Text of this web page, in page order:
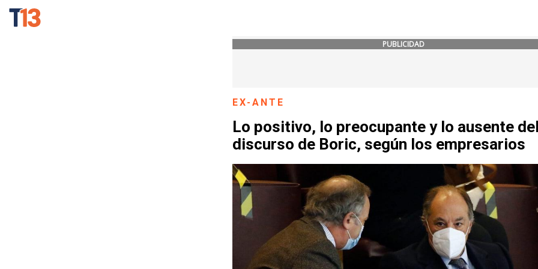
PUBLICIDAD
EX-ANTE
Lo positivo, lo preocupante y lo ausente
discurso de Boric, según los empresarios